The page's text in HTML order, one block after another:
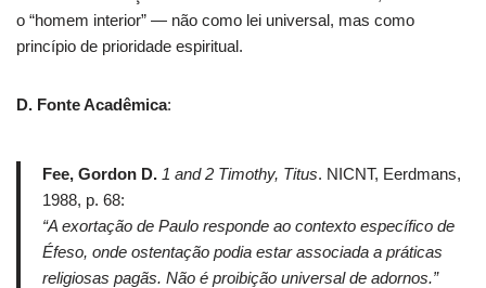
o “homem interior” — não como lei universal, mas como
princípio de prioridade espiritual.
D. Fonte Acadêmica:
Fee, Gordon D. 1 and 2 Timothy, Titus. NICNT, Eerdmans,
1988, p. 68:
“A exortação de Paulo responde ao contexto específico de
Éfeso, onde ostentação podia estar associada a práticas
religiosas pagãs. Não é proibição universal de adornos.”